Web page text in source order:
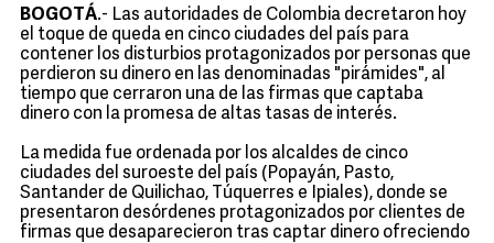
BOGOTÁ.- Las autoridades de Colombia decretaron hoy
el toque de queda en cinco ciudades del país para
contener los disturbios protagonizados por personas que
perdieron su dinero en las denominadas "pirámides", al
tiempo que cerraron una de las firmas que captaba
dinero con la promesa de altas tasas de interés.
La medida fue ordenada por los alcaldes de cinco
ciudades del suroeste del país (Popayán, Pasto,
Santander de Quilichao, Túquerres e Ipiales), donde se
presentaron desórdenes protagonizados por clientes de
firmas que desaparecieron tras captar dinero ofreciendo